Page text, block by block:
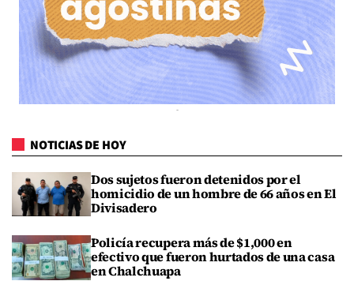
NOTICIAS DE HOY
Dos sujetos fueron detenidos por el
homicidio de un hombre de 66 años en El
Divisadero
Policía recupera más de $1,000 en
efectivo que fueron hurtados de una casa
en Chalchuapa